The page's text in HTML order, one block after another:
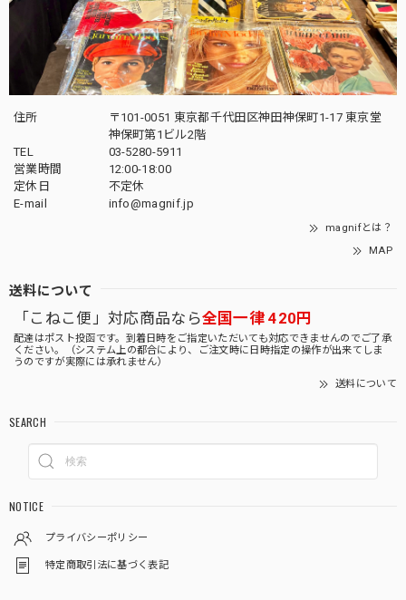
住所
〒101-0051 東京都千代田区神田神保町1-17 東京堂
神保町第1ビル2階
TEL
03-5280-5911
営業時間
12:00-18:00
定休日
不定休
E-mail
info@magnif.jp
magnifとは？
MAP
送料について
「こねこ便」対応商品なら全国一律 420円
配達はポスト投函です。到着日時をご指定いただいても対応できませんのでご了承
ください。（システム上の都合により、ご注文時に日時指定の操作が出来てしま
うのですが実際には承れません）
送料について
SEARCH
NOTICE
プライバシーポリシー
特定商取引法に基づく表記